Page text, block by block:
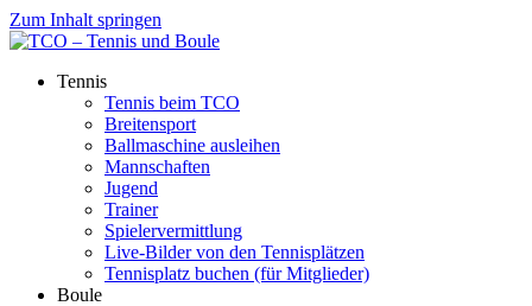
Zum Inhalt springen
Tennis
Tennis beim TCO
Breitensport
Ballmaschine ausleihen
Mannschaften
Jugend
Trainer
Spielervermittlung
Live-Bilder von den Tennisplätzen
Tennisplatz buchen (für Mitglieder)
Boule